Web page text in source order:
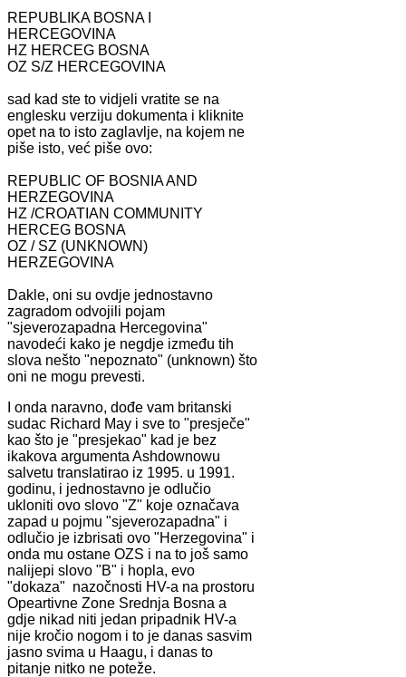
REPUBLIKA BOSNA I
HERCEGOVINA
HZ HERCEG BOSNA
OZ S/Z HERCEGOVINA
sad kad ste to vidjeli vratite se na
englesku verziju dokumenta i kliknite
opet na to isto zaglavlje, na kojem ne
piše isto, već piše ovo:
REPUBLIC OF BOSNIA AND
HERZEGOVINA
HZ /CROATIAN COMMUNITY
HERCEG BOSNA
OZ / SZ (UNKNOWN)
HERZEGOVINA
Dakle, oni su ovdje jednostavno
zagradom odvojili pojam
"sjeverozapadna Hercegovina"
navodeći kako je negdje između tih
slova nešto "nepoznato" (unknown) što
oni ne mogu prevesti.
I onda naravno, dođe vam britanski
sudac Richard May i sve to "presječe"
kao što je "presjekao" kad je bez
ikakova argumenta Ashdownowu
salvetu translatirao iz 1995. u 1991.
godinu, i jednostavno je odlučio
ukloniti ovo slovo "Z" koje označava
zapad u pojmu "sjeverozapadna" i
odlučio je izbrisati ovo "Herzegovina" i
onda mu ostane OZS i na to još samo
nalijepi slovo "B" i hopla, evo
"dokaza" nazočnosti HV-a na prostoru
Opeartivne Zone Srednja Bosna a
gdje nikad niti jedan pripadnik HV-a
nije kročio nogom i to je danas sasvim
jasno svima u Haagu, i danas to
pitanje nitko ne poteže.